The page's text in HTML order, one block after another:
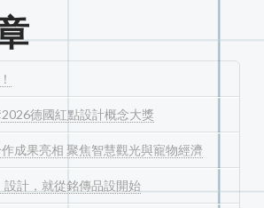
德國紅點設計概念大獎
成果亮相 聚焦智慧觀光與寵物經濟
設計，就從銘傳品設開始